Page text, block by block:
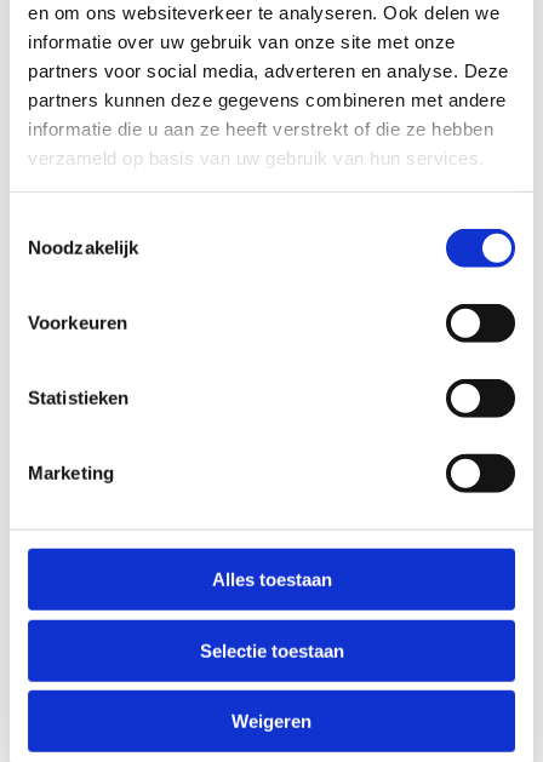
en om ons websiteverkeer te analyseren. Ook delen we
informatie over uw gebruik van onze site met onze
partners voor social media, adverteren en analyse. Deze
partners kunnen deze gegevens combineren met andere
informatie die u aan ze heeft verstrekt of die ze hebben
verzameld op basis van uw gebruik van hun services.
Noodzakelijk
Voorkeuren
Statistieken
Marketing
Alles toestaan
Selectie toestaan
Weigeren
- Naam van de school
- Adres en ondernemingsnummer van de school
- Contactpersoon (leerkracht)
- Datum en gewenste tijden voor de reservering
- Geschat aantal deelnemers
- Eventuele extra benodigde materialen
een heel schooljaar wilt reserveren, wij staan voor
Heb je specifieke materialen nodig voor jouw
langer, maak je reservering vandaag nog en bied je
Bekijk de algemene voorwaarden
Reserveer jouw